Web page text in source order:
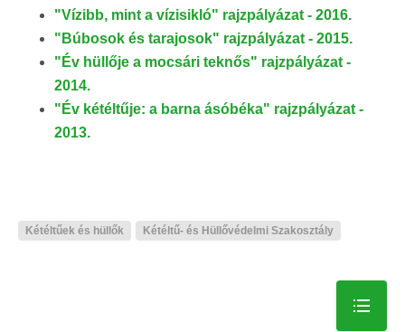
"Vízibb, mint a vízisikló" rajzpályázat - 2016.
"Búbosok és tarajosok" rajzpályázat - 2015.
"Év hüllője a mocsári teknős" rajzpályázat -
2014.
"Év kétéltűje: a barna ásóbéka" rajzpályázat -
2013.
Kétéltűek és hüllők Kétéltű- és Hüllővédelmi Szakosztály